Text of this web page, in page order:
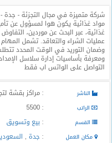
وظائف
اليوم
وظائف
السعودية
اليوم
وظائف
مصر
اليوم
وظائف
حكومية
شركة متميزة في مجال التجزئة - جدة
مواد غذائية يكون هوا لمسؤول عن
غذائية، عبر البحث عن موردين،
عمليات الشراء والتعاقد. تشمل
وضمان التوريد في الوقت المحدد
ومعرفة بأساسيات إدارة سلاسل
التواصل على الواتس اب فقط
الناشر : مراكز بقشة
الراتب : 5500
القسم : بيع وتسويق
مكان العمل : جدة ,